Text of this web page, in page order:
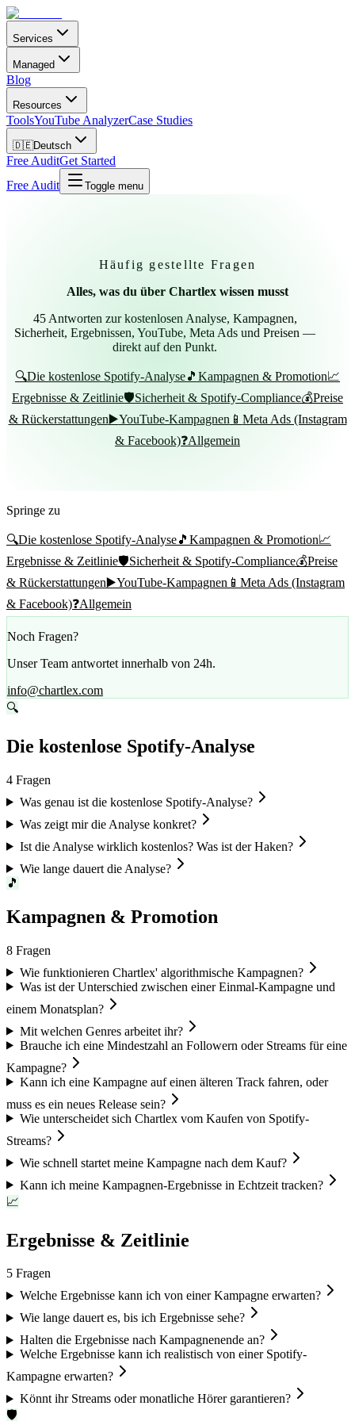
Services
Managed
Blog
Resources
ToolsYouTube AnalyzerCase Studies
🇩🇪Deutsch
Free AuditGet Started
Free Audit
Toggle menu
Häufig gestellte Fragen
Alles, was du über Chartlex wissen musst
45Antworten zur kostenlosen Analyse, Kampagnen,
Sicherheit, Ergebnissen, YouTube, Meta Ads und Preisen —
direkt auf den Punkt.
🔍Die kostenlose Spotify-Analyse🎵 Kampagnen & Promotion📈
Ergebnisse & Zeitlinie🛡️Sicherheit & Spotify-Compliance💰Preise
& Rückerstattungen▶️YouTube-Kampagnen 📱 Meta Ads (Instagram
& Facebook)❓Allgemein
Springe zu
🔍Die kostenlose Spotify-Analyse🎵 Kampagnen & Promotion📈
Ergebnisse & Zeitlinie🛡️Sicherheit & Spotify-Compliance💰Preise
& Rückerstattungen▶️YouTube-Kampagnen 📱 Meta Ads (Instagram
& Facebook)❓Allgemein
Noch Fragen?
Unser Team antwortet innerhalb von 24h.
info@chartlex.com
🔍
Die kostenlose Spotify-Analyse
4 Fragen
Was genau ist die kostenlose Spotify-Analyse?
Was zeigt mir die Analyse konkret?
Ist die Analyse wirklich kostenlos? Was ist der Haken?
Wie lange dauert die Analyse?
🎵
Kampagnen & Promotion
8 Fragen
Wie funktionieren Chartlex' algorithmische Kampagnen?
Was ist der Unterschied zwischen einer Einmal-Kampagne und
einem Monatsplan?
Mit welchen Genres arbeitet ihr?
Brauche ich eine Mindestzahl an Followern oder Streams für eine
Kampagne?
Kann ich eine Kampagne auf einen älteren Track fahren, oder
muss es ein neues Release sein?
Wie unterscheidet sich Chartlex vom Kaufen von Spotify-
Streams?
Wie schnell startet meine Kampagne nach dem Kauf?
Kann ich meine Kampagnen-Ergebnisse in Echtzeit tracken?
📈
Ergebnisse & Zeitlinie
5 Fragen
Welche Ergebnisse kann ich von einer Kampagne erwarten?
Wie lange dauert es, bis ich Ergebnisse sehe?
Halten die Ergebnisse nach Kampagnenende an?
Welche Ergebnisse kann ich realistisch von einer Spotify-
Kampagne erwarten?
Könnt ihr Streams oder monatliche Hörer garantieren?
🛡️